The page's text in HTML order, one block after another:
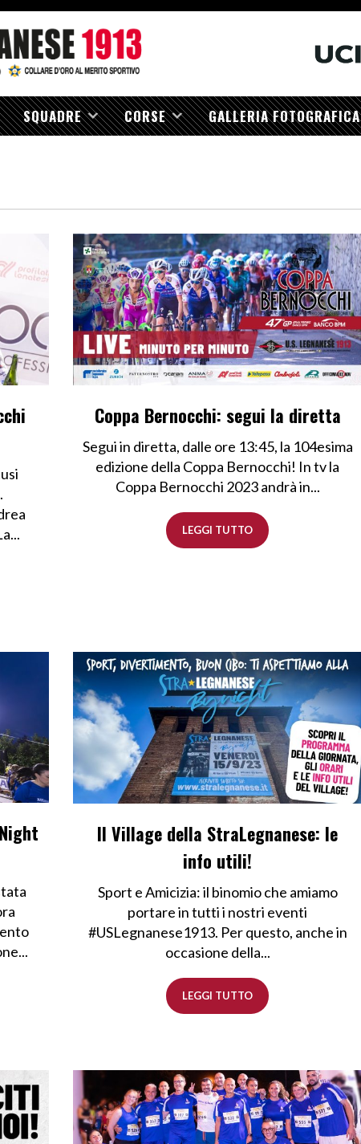
SQUADRE CORSE GALLERIA FOTOGRAFICA
Coppa Bernocchi: segui la diretta
Segui in diretta, dalle ore 13:45, la 104esima
edizione della Coppa Bernocchi! In tv la
Coppa Bernocchi 2023 andrà in...
LEGGI TUTTO
Il Village della StraLegnanese: le
info utili!
Sport e Amicizia: il binomio che amiamo
portare in tutti i nostri eventi
#USLegnanese1913. Per questo, anche in
occasione della...
LEGGI TUTTO